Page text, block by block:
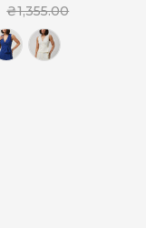
₴1,355.00